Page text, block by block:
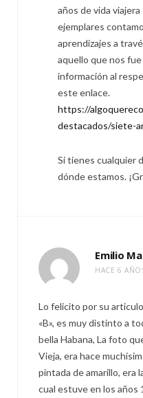
años de vida
ejemplares
aprendizajes a
aquello que nos
información al
este enlace.
https://
destacados/siete-
Si tienes cualquier
dónde estamos.
Emilio
HACE 6
Lo felicito por su
«B», es muy distinto a
bella Habana, La foto
Vieja, era hace
pintada de amarillo, era
cual estuve en los años